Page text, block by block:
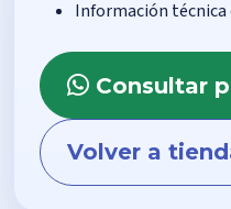
Información
Consultar
Volver a